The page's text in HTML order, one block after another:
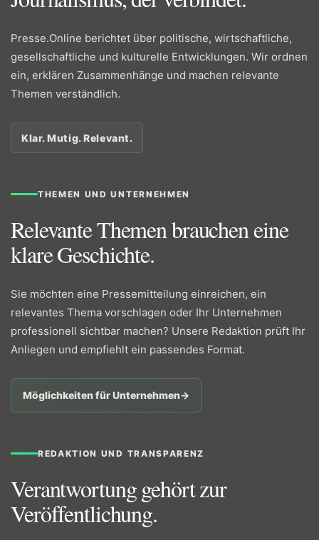
Presse.Online berichtet über politische, wirtschaftliche,
gesellschaftliche und kulturelle Entwicklungen. Wir ordnen
ein, erklären Zusammenhänge und machen relevante
Themen verständlich.
Klar. Mutig. Relevant.
THEMEN UND UNTERNEHMEN
Relevante Themen brauchen eine
klare Geschichte.
Sie möchten eine Pressemitteilung einreichen, ein
relevantes Thema vorschlagen oder Ihr Unternehmen
professionell sichtbar machen? Unsere Redaktion prüft Ihr
Anliegen und empfiehlt ein passendes Format.
Möglichkeiten für Unternehmen→
REDAKTION UND TRANSPARENZ
Verantwortung gehört zur
Veröffentlichung.